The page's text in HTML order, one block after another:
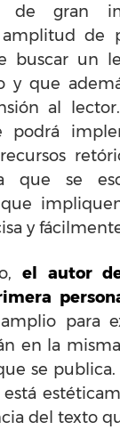
de gran
de
buscar un
y que
al
podrá
que se
y
el autor
para
en la
se publica.
del texto